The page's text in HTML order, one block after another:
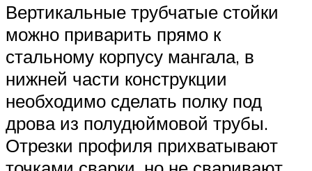
Вертикальные трубчатые стойки
можно приварить прямо к
стальному корпусу мангала, в
нижней части конструкции
необходимо сделать полку под
дрова из полудюймовой трубы.
Отрезки профиля прихватывают